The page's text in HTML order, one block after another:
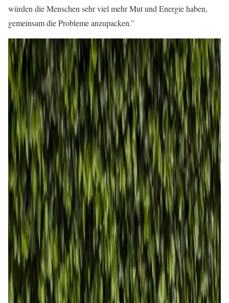
würden die Menschen sehr viel mehr Mut und Energie haben,
gemeinsam die Probleme anzupacken.”